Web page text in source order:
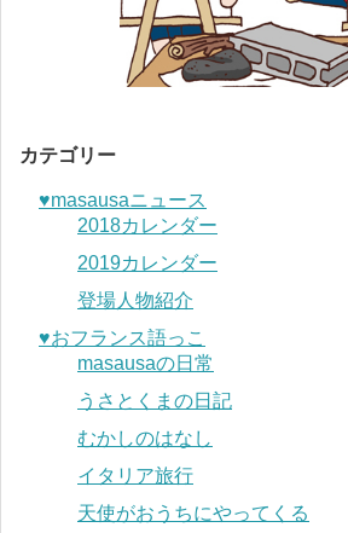
カテゴリー
♥︎masausaニュース
2018カレンダー
2019カレンダー
登場人物紹介
♥︎おフランス語っこ
masausaの日常
うさとくまの日記
むかしのはなし
イタリア旅行
天使がおうちにやってくる